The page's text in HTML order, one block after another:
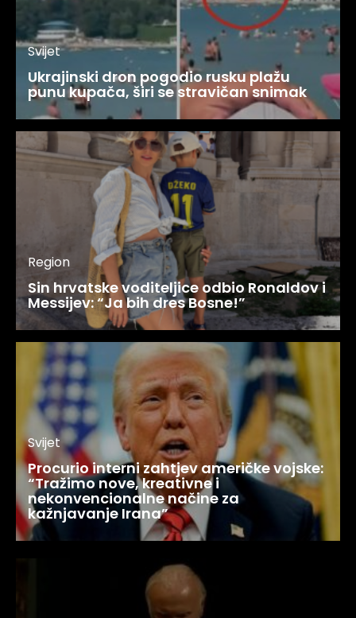
Svijet
Ukrajinski dron pogodio rusku plažu
punu kupača, širi se stravičan snimak
Region
Sin hrvatske voditeljice odbio Ronaldov i
Messijev: “Ja bih dres Bosne!”
Svijet
Procurio interni zahtjev američke vojske:
“Tražimo nove, kreativne i
nekonvencionalne načine za
kažnjavanje Irana”